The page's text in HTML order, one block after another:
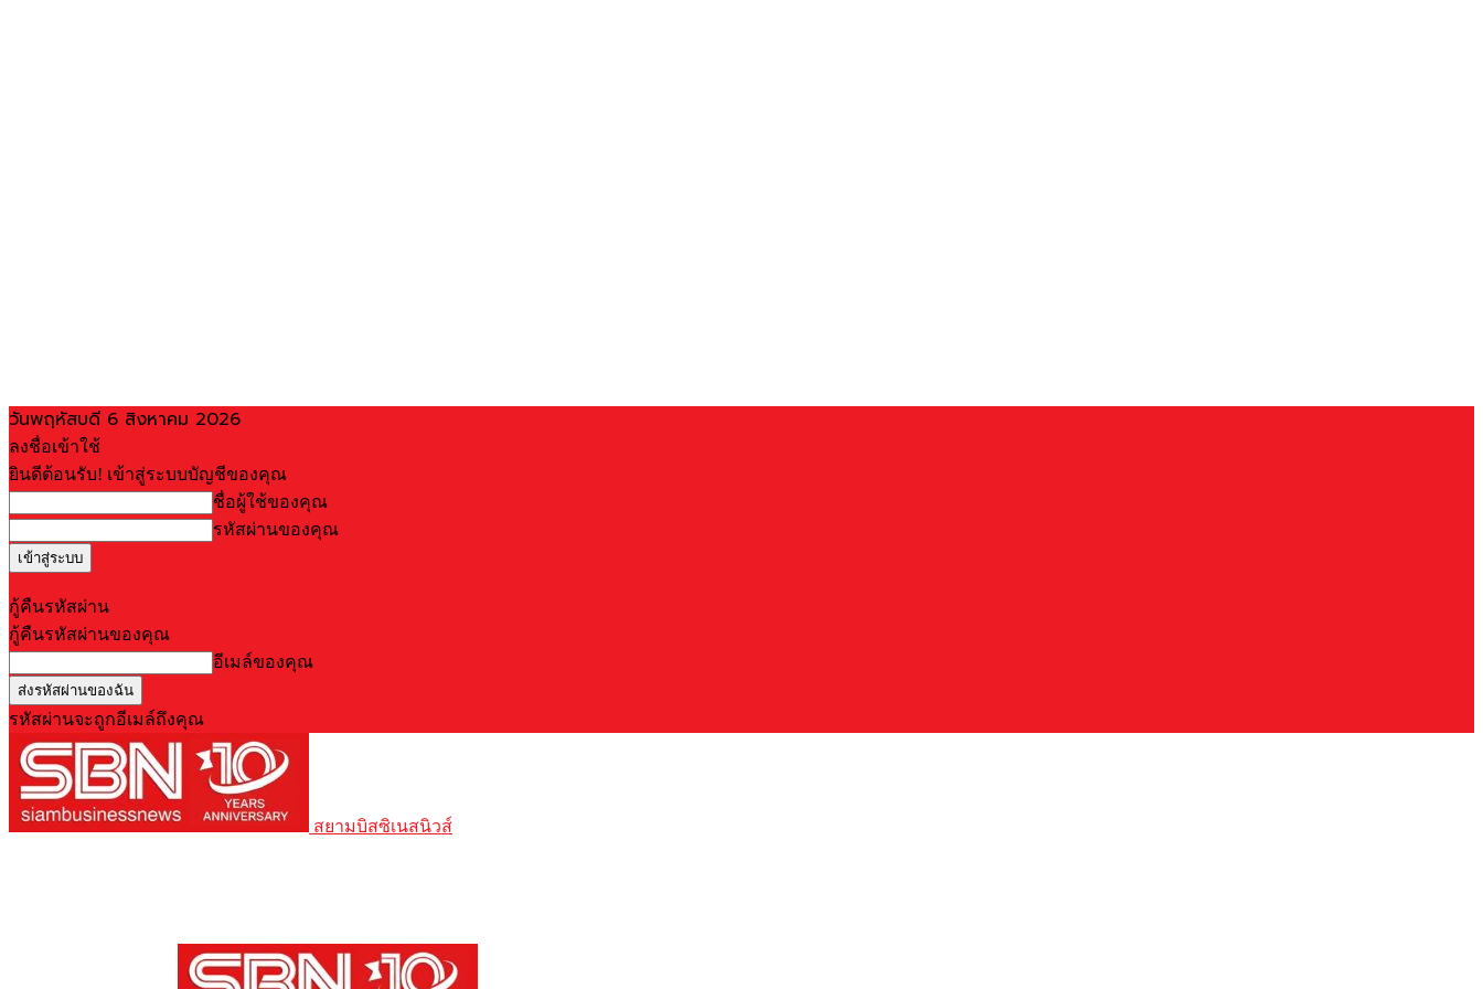
วันพฤหัสบดี 6 สิงหาคม 2026
ลงชื่อเข้าใช้
ยินดีต้อนรับ! เข้าสู่ระบบบัญชีของคุณ
ชื่อผู้ใช้ของคุณ
รหัสผ่านของคุณ
กู้คืนรหัสผ่าน
กู้คืนรหัสผ่านของคุณ
อีเมล์ของคุณ
รหัสผ่านจะถูกอีเมล์ถึงคุณ
สยามบิสซิเนสนิวส์